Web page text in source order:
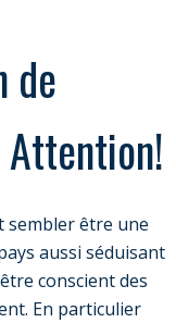
de
sembler être une
aussi séduisant
conscient des
En particulier